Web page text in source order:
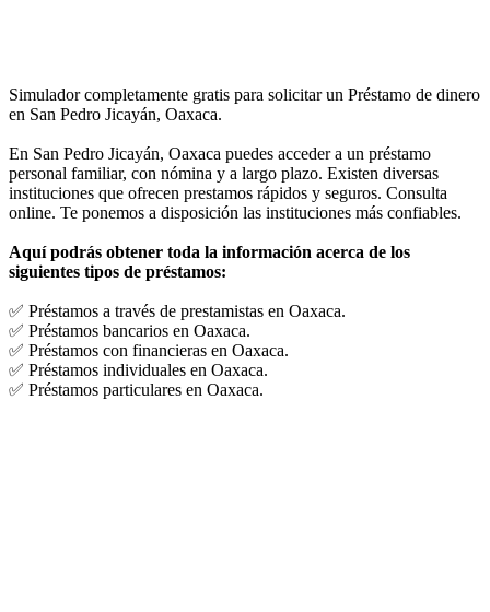
Simulador completamente gratis para solicitar un Préstamo de dinero
en San Pedro Jicayán, Oaxaca.
En San Pedro Jicayán, Oaxaca puedes acceder a un préstamo
personal familiar, con nómina y a largo plazo. Existen diversas
instituciones que ofrecen prestamos rápidos y seguros. Consulta
online. Te ponemos a disposición las instituciones más confiables.
Aquí podrás obtener toda la información acerca de los
siguientes tipos de préstamos:
✅ Préstamos a través de prestamistas en Oaxaca.
✅ Préstamos bancarios en Oaxaca.
✅ Préstamos con financieras en Oaxaca.
✅ Préstamos individuales en Oaxaca.
✅ Préstamos particulares en Oaxaca.